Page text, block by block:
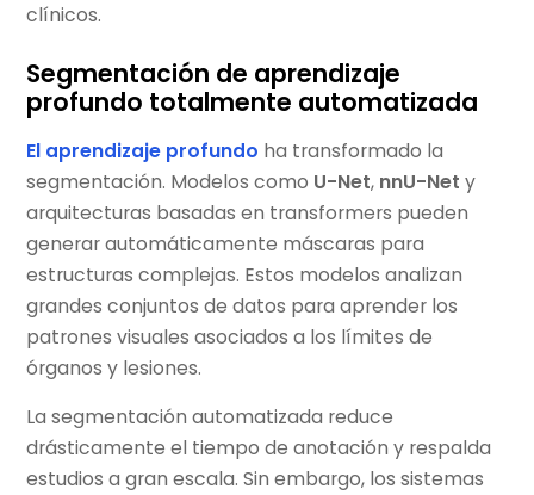
clínicos.
Segmentación de aprendizaje
profundo totalmente automatizada
El aprendizaje profundo ha transformado la
segmentación. Modelos como U-Net, nnU-Net y
arquitecturas basadas en transformers pueden
generar automáticamente máscaras para
estructuras complejas. Estos modelos analizan
grandes conjuntos de datos para aprender los
patrones visuales asociados a los límites de
órganos y lesiones.
La segmentación automatizada reduce
drásticamente el tiempo de anotación y respalda
estudios a gran escala. Sin embargo, los sistemas